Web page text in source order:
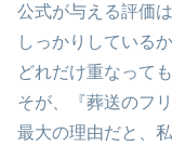
公式が与える評価
しっかりしている
どれだけ重なって
そが、『葬送のフ
最大の理由だと、